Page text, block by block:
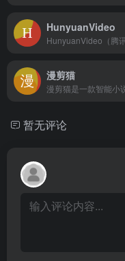
HunyuanVideo
漫剪猫
暂无评论